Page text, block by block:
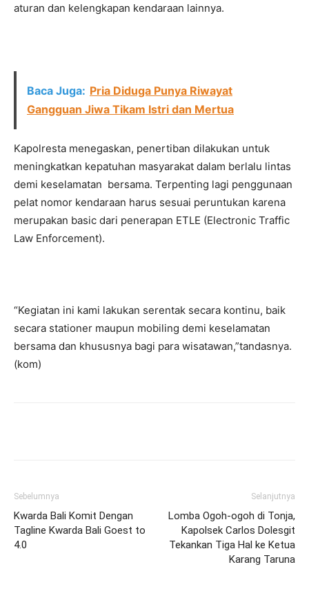
aturan dan kelengkapan kendaraan lainnya.
Baca Juga: Pria Diduga Punya Riwayat
Gangguan Jiwa Tikam Istri dan Mertua
Kapolresta menegaskan, penertiban dilakukan untuk
meningkatkan kepatuhan masyarakat dalam berlalu lintas
demi keselamatan bersama. Terpenting lagi penggunaan
pelat nomor kendaraan harus sesuai peruntukan karena
merupakan basic dari penerapan ETLE (Electronic Traffic
Law Enforcement).
“Kegiatan ini kami lakukan serentak secara kontinu, baik
secara stationer maupun mobiling demi keselamatan
bersama dan khususnya bagi para wisatawan,”tandasnya.
(kom)
Sebelumnya
Kwarda Bali Komit Dengan
Tagline Kwarda Bali Goest to
4.0
Selanjutnya
Lomba Ogoh-ogoh di Tonja,
Kapolsek Carlos Dolesgit
Tekankan Tiga Hal ke Ketua
Karang Taruna